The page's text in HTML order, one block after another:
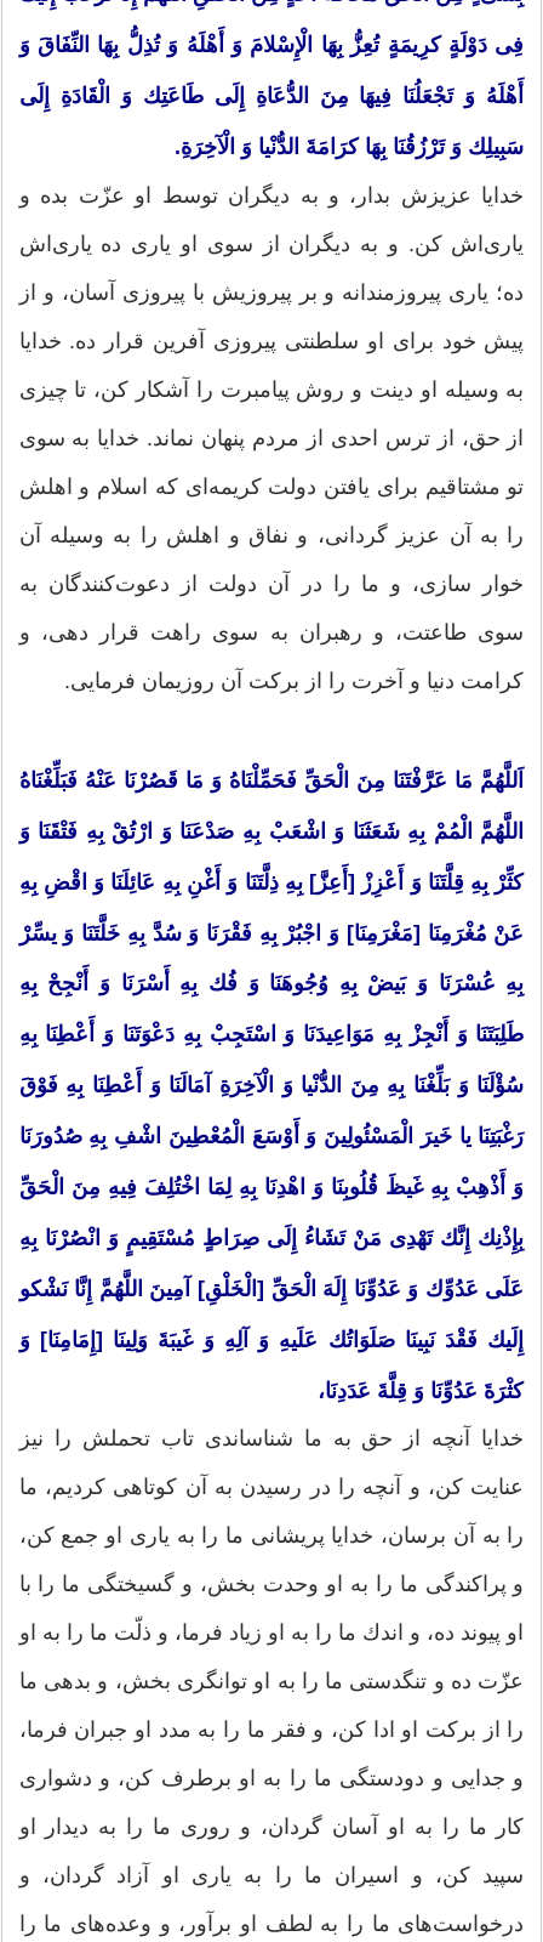
فِی دَوْلَةٍ كرِیمَةٍ تُعِزُّ بِهَا الْإِسْلامَ وَ أَهْلَهُ وَ تُذِلُّ بِهَا النِّفَاقَ وَ
أَهْلَهُ وَ تَجْعَلُنَا فِیهَا مِنَ الدُّعَاةِ إِلَی طَاعَتِك وَ الْقَادَةِ إِلَی
سَبِیلِك وَ تَرْزُقُنَا بِهَا كرَامَةَ الدُّنْیا وَ الْآخِرَةِ.
خدایا عزیزش بدار، و به دیگران توسط او عزّت بده و
یاری‌اش كن. و به دیگران از سوی او یاری ده یاری‌اش
ده؛ یاری پیروزمندانه و بر پیروزیش با پیروزی آسان، و از
پیش خود برای او سلطنتی پیروزی آفرین قرار ده. خدایا
به وسیله او دینت و روش پیامبرت را آشكار كن، تا چیزی
از حق، از ترس احدی از مردم پنهان نماند. خدایا به سوی
تو مشتاقیم برای یافتن دولت كریمه‌ای كه اسلام و اهلش
را به آن عزیز گردانی، و نفاق و اهلش را به وسیله آن
خوار سازی، و ما را در آن دولت از دعوت‌كنندگان به
سوی طاعتت، و رهبران به سوی راهت قرار دهی، و
كرامت دنیا و آخرت را از بركت آن روزیمان فرمایی.
اَللَّهُمَّ مَا عَرَّفْتَنَا مِنَ الْحَقِّ فَحَمِّلْنَاهُ وَ مَا قَصُرْنَا عَنْهُ فَبَلِّغْنَاهُ
اللَّهُمَّ الْمُمْ بِهِ شَعَثَنَا وَ اشْعَبْ بِهِ صَدْعَنَا وَ ارْتُقْ بِهِ فَتْقَنَا وَ
كثِّرْ بِهِ قِلَّتَنَا وَ أَعْزِزْ [أَعِزَّ] بِهِ ذِلَّتَنَا وَ أَغْنِ بِهِ عَائِلَنَا وَ اقْضِ بِهِ
عَنْ مُغْرَمِنَا [مَغْرَمِنَا] وَ اجْبُرْ بِهِ فَقْرَنَا وَ سُدَّ بِهِ خَلَّتَنَا وَ یسِّرْ
بِهِ عُسْرَنَا وَ بَیضْ بِهِ وُجُوهَنَا وَ فُك بِهِ أَسْرَنَا وَ أَنْجِحْ بِهِ
طَلِبَتَنَا وَ أَنْجِزْ بِهِ مَوَاعِیدَنَا وَ اسْتَجِبْ بِهِ دَعْوَتَنَا وَ أَعْطِنَا بِهِ
سُؤْلَنَا وَ بَلِّغْنَا بِهِ مِنَ الدُّنْیا وَ الْآخِرَةِ آمَالَنَا وَ أَعْطِنَا بِهِ فَوْقَ
رَغْبَتِنَا یا خَیرَ الْمَسْئُولِینَ وَ أَوْسَعَ الْمُعْطِینَ اشْفِ بِهِ صُدُورَنَا
وَ أَذْهِبْ بِهِ غَیظَ قُلُوبِنَا وَ اهْدِنَا بِهِ لِمَا اخْتُلِفَ فِیهِ مِنَ الْحَقِّ
بِإِذْنِك إِنَّك تَهْدِی مَنْ تَشَاءُ إِلَی صِرَاطٍ مُسْتَقِیمٍ وَ انْصُرْنَا بِهِ
عَلَی عَدُوِّك وَ عَدُوِّنَا إِلَهَ الْحَقِّ [الْخَلْقِ] آمِینَ اللَّهُمَّ إِنَّا نَشْكو
إِلَیك فَقْدَ نَبِینَا صَلَوَاتُك عَلَیهِ وَ آلِهِ وَ غَیبَةَ وَلِینَا [إِمَامِنَا] وَ
كثْرَةَ عَدُوِّنَا وَ قِلَّةَ عَدَدِنَا،
خدایا آنچه از حق به ما شناساندی تاب تحملش را نیز
عنایت كن، و آنچه را در رسیدن به آن كوتاهی كردیم، ما
را به آن برسان، خدایا پریشانی ما را به یاری او جمع كن،
و پراكندگی ما را به او وحدت بخش، و گسیختگی ما را با
او پیوند ده، و اندك ما را به او زیاد فرما، و ذلّت ما را به او
عزّت ده و تنگدستی ما را به او توانگری بخش، و بدهی ما
را از بركت او ادا كن، و فقر ما را به مدد او جبران فرما،
و جدایی و دودستگی ما را به او برطرف كن، و دشواری
كار ما را به او آسان گردان، و روری ما را به دیدار او
سپید كن، و اسیران ما را به یاری او آزاد گردان، و
درخواست‌های ما را به لطف او برآور، و وعده‌های ما را